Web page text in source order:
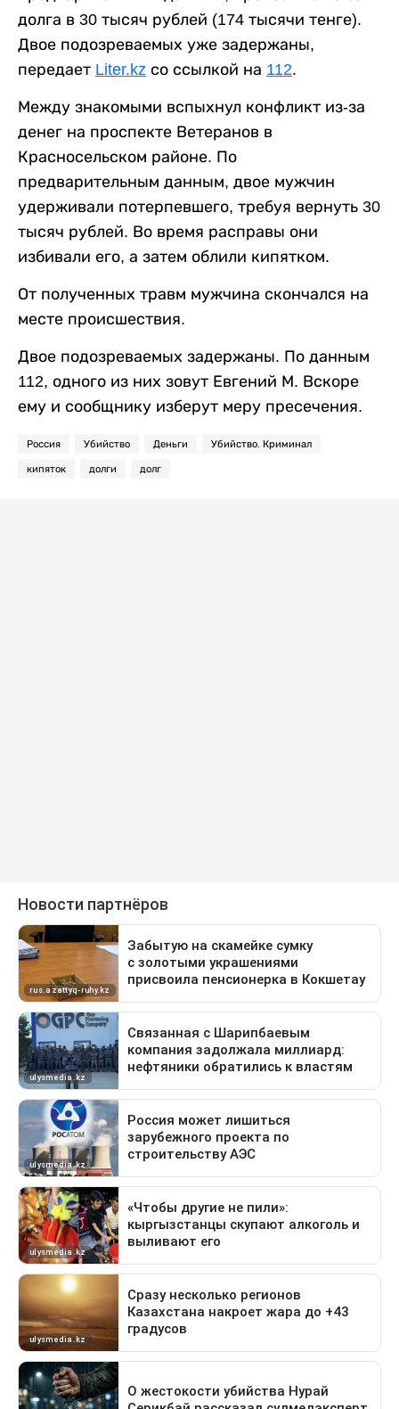
долга в 30 тысяч рублей (174 тысячи тенге).
Двое подозреваемых уже задержаны,
передает Liter.kz со ссылкой на 112.
Между знакомыми вспыхнул конфликт из-за
денег на проспекте Ветеранов в
Красносельском районе. По
предварительным данным, двое мужчин
удерживали потерпевшего, требуя вернуть 30
тысяч рублей. Во время расправы они
избивали его, а затем облили кипятком.
От полученных травм мужчина скончался на
месте происшествия.
Двое подозреваемых задержаны. По данным
112, одного из них зовут Евгений М. Вскоре
ему и сообщнику изберут меру пресечения.
Россия Убийство Деньги Убийство. Криминал
кипяток долги долг